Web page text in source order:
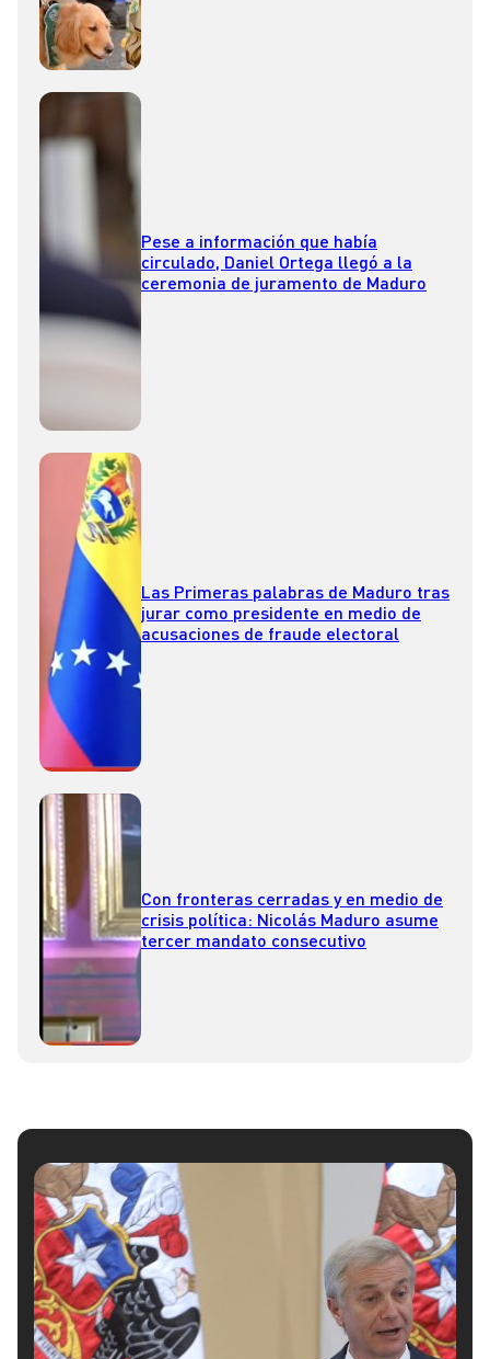
Pese a información que había
circulado, Daniel Ortega llegó a la
ceremonia de juramento de Maduro
Las Primeras palabras de Maduro tras
jurar como presidente en medio de
acusaciones de fraude electoral
Con fronteras cerradas y en medio de
crisis política: Nicolás Maduro asume
tercer mandato consecutivo